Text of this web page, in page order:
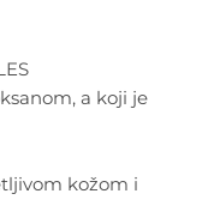
a koji je
kožom i